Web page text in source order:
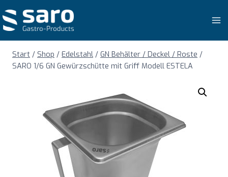
Inhalt
springen
Start / Shop / Edelstahl / GN Behälter / Deckel / Roste /
SARO 1/6 GN Gewürzschütte mit Griff Modell ESTELA